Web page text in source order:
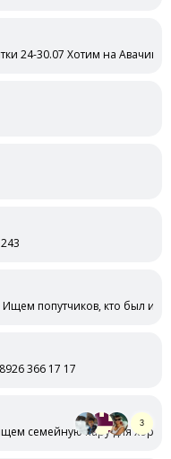
24-30.07 Хотим на
попутчиков, кто был или
366 17 17
семейную пару для
3